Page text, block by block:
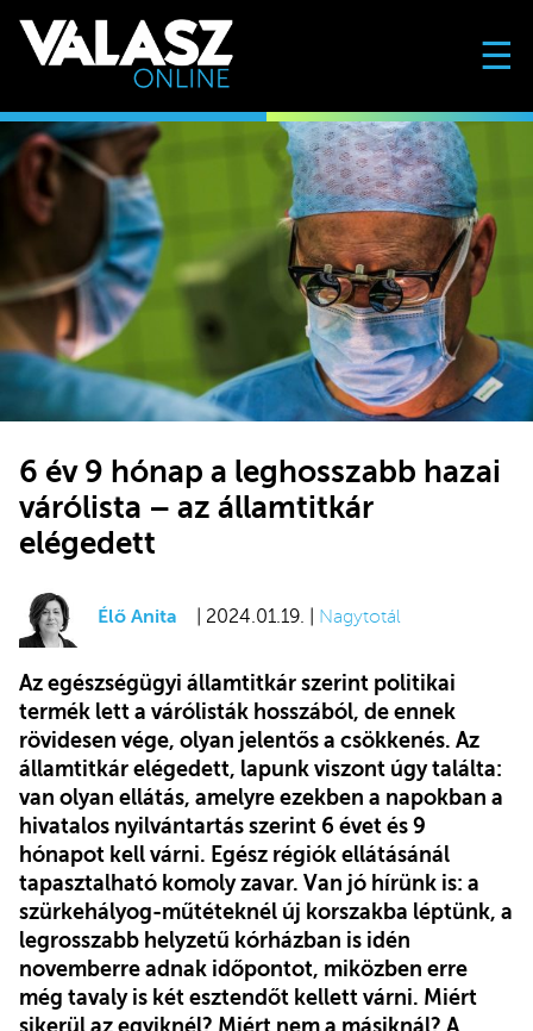
☰
6 év 9 hónap a leghosszabb hazai
várólista – az államtitkár
elégedett
Élő Anita | 2024.01.19. | Nagytotál
Az egészségügyi államtitkár szerint politikai
termék lett a várólisták hosszából, de ennek
rövidesen vége, olyan jelentős a csökkenés. Az
államtitkár elégedett, lapunk viszont úgy találta:
van olyan ellátás, amelyre ezekben a napokban a
hivatalos nyilvántartás szerint 6 évet és 9
hónapot kell várni. Egész régiók ellátásánál
tapasztalható komoly zavar. Van jó hírünk is: a
szürkehályog-műtéteknél új korszakba léptünk, a
legrosszabb helyzetű kórházban is idén
novemberre adnak időpontot, miközben erre
még tavaly is két esztendőt kellett várni. Miért
sikerül az egyiknél? Miért nem a másiknál? A